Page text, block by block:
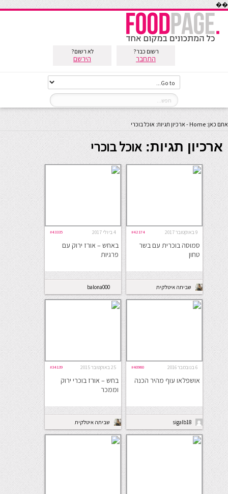
��
רשום כבר?
התחבר
לא רשום?
הירשם
אתם כאן: Home
- ארכיון תגיות: אוכל בוכרי
ארכיון תגיות: אוכל בוכרי
9 באוקטובר 2017 #42174
סמוסה בוכרית עם בשר
טחון
שביתה איטלקית
4 ביולי 2017 #43335
באחש – אורז ירוק עם
פרגיות
balona000
6 בנובמבר 2016 #40960
אושפלאו עוף מהיר הכנה
sigalb18
25 באוקטובר 2015 #34139
בחש – אורז בוכרי ירוק
וממכר
שביתה איטלקית